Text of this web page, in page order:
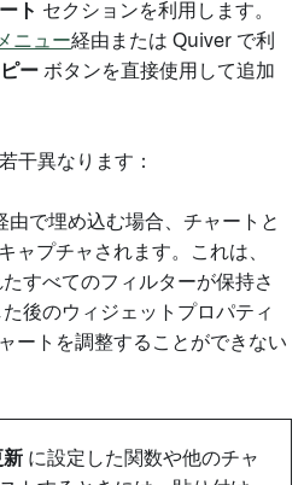
ト セクションを利用します。
ニュー経由または Quiver で利
ー ボタンを直接使用して追加
干異なります：
由で埋め込む場合、チャートと
ャプチャされます。これは、
すべてのフィルターが保持さ
後のウィジェットプロパティ
ートを調整することができない
新 に設定した関数や他のチャ